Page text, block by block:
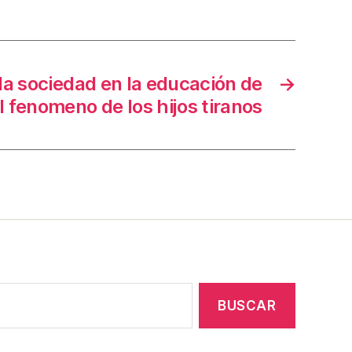
→
sociedad en la educación de
fenomeno de los hijos tiranos